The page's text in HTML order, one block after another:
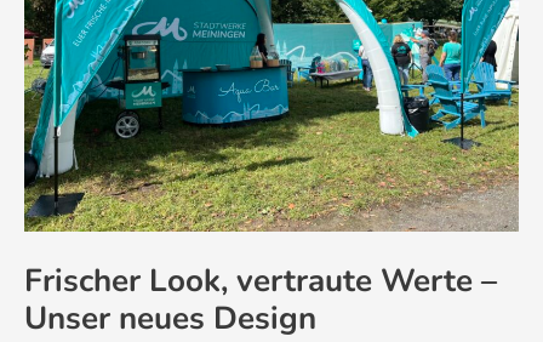
Frischer Look, vertraute Werte –
Unser neues Design
Unser
neues
Design